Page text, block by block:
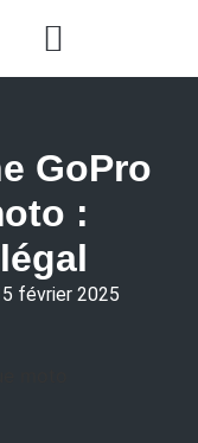
GoPro
:
février 2025